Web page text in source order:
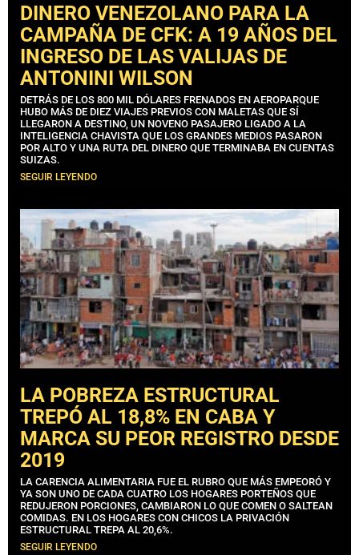
DINERO VENEZOLANO PARA LA
CAMPAÑA DE CFK: A 19 AÑOS DEL
INGRESO DE LAS VALIJAS DE
ANTONINI WILSON
DETRÁS DE LOS 800 MIL DÓLARES FRENADOS EN AEROPARQUE
HUBO MÁS DE DIEZ VIAJES PREVIOS CON MALETAS QUE SÍ
LLEGARON A DESTINO, UN NOVENO PASAJERO LIGADO A LA
INTELIGENCIA CHAVISTA QUE LOS GRANDES MEDIOS PASARON
POR ALTO Y UNA RUTA DEL DINERO QUE TERMINABA EN CUENTAS
SUIZAS.
SEGUIR LEYENDO
LA POBREZA ESTRUCTURAL
TREPÓ AL 18,8% EN CABA Y
MARCA SU PEOR REGISTRO DESDE
2019
LA CARENCIA ALIMENTARIA FUE EL RUBRO QUE MÁS EMPEORÓ Y
YA SON UNO DE CADA CUATRO LOS HOGARES PORTEÑOS QUE
REDUJERON PORCIONES, CAMBIARON LO QUE COMEN O SALTEAN
COMIDAS. EN LOS HOGARES CON CHICOS LA PRIVACIÓN
ESTRUCTURAL TREPA AL 20,6%.
SEGUIR LEYENDO